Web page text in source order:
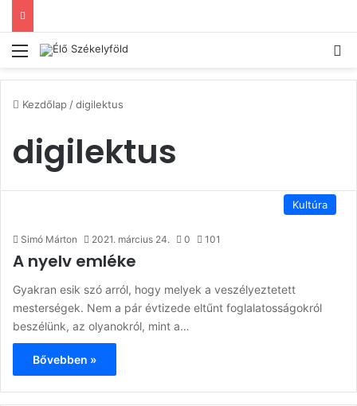
Menü
Kezdőlap /digilektus
digilektus
Kultúra
Simó Márton 2021. március 24. 0 101
A nyelv emléke
Gyakran esik szó arról, hogy melyek a veszélyeztetett
mesterségek. Nem a pár évtizede eltűnt foglalatosságokról
beszélünk, az olyanokról, mint a…
Bővebben »